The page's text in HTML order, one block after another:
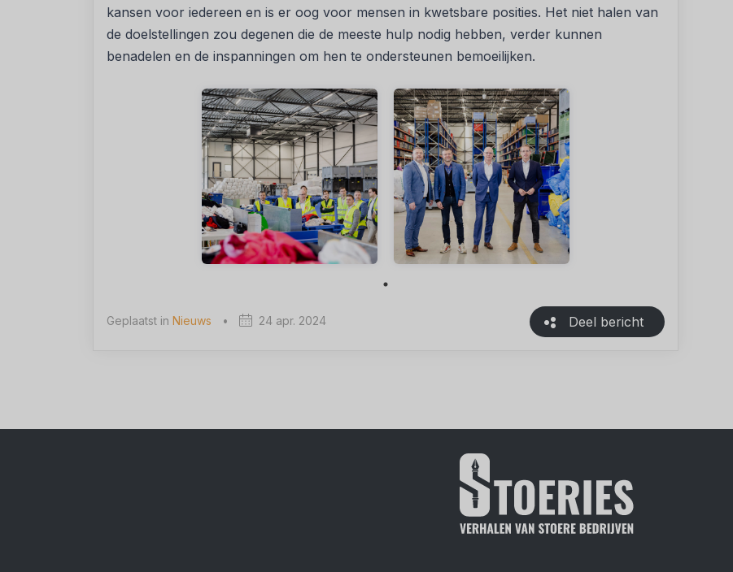
kansen voor iedereen en is er oog voor mensen in kwetsbare posities. Het niet halen van
de doelstellingen zou degenen die de meeste hulp nodig hebben, verder kunnen
benadelen en de inspanningen om hen te ondersteunen bemoeilijken.
Geplaatst in Nieuws • 24 apr. 2024 Deel bericht